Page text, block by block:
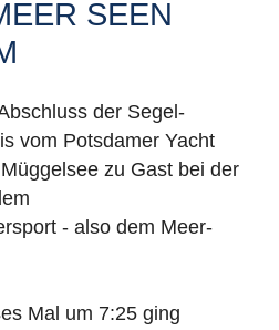
SEEN
der Segel-
vom Potsdamer Yacht
zu Gast bei der
- also dem Meer-
Mal um 7:25 ging